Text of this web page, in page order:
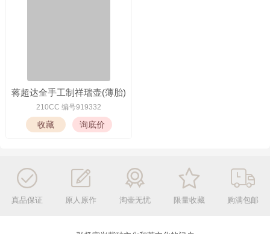
蒋超达全手工制祥瑞壶(薄胎)
210CC 编号919332
真品保证 原人原作 淘壶无忧 限量收藏 购满包邮